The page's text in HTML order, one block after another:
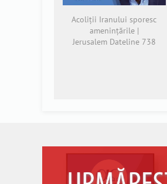
Acoliții Iranului sporesc
amenințările |
Jerusalem Dateline 738